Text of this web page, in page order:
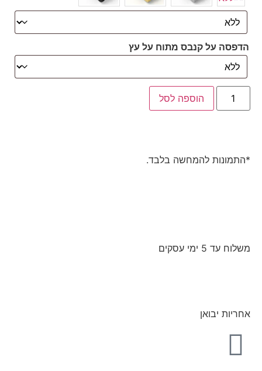
הדפסה על קנבס מתוח על עץ
הוספה לסל
*התמונות להמחשה בלבד.
משלוח עד 5 ימי עסקים
אחריות יבואן